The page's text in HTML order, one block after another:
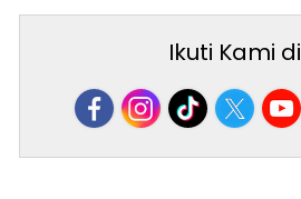
Ikuti Kami di